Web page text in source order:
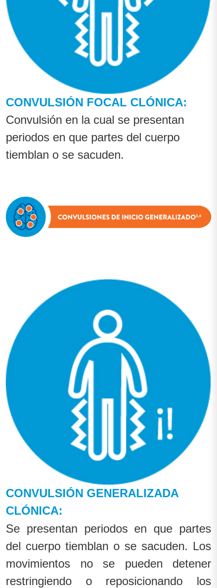
CONVULSIÓN FOCAL CLÓNICA:
Convulsión en la cual se presentan
periodos en que partes del cuerpo
tiemblan o se sacuden.
CONVULSIÓN GENERALIZADA
CLÓNICA:
Se presentan periodos en que partes
del cuerpo tiemblan o se sacuden. Los
movimientos no se pueden detener
restringiendo o reposicionando los